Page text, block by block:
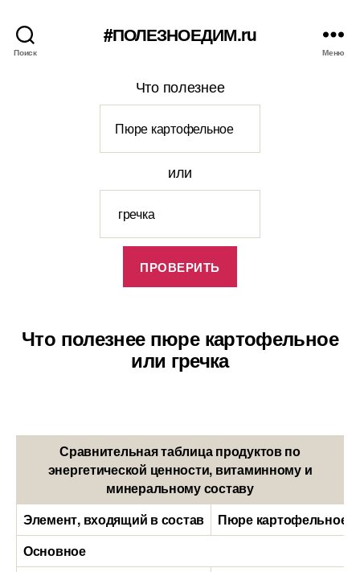
Поиск
#ПОЛЕЗНОЕДИМ.ru
Меню
Что полезнее
или
Что полезнее пюре картофельное
или гречка
Сравнительная таблица продуктов по
энергетической ценности, витаминному и
минеральному составу
Элемент, входящий в состав
Пюре картофельное
Основное